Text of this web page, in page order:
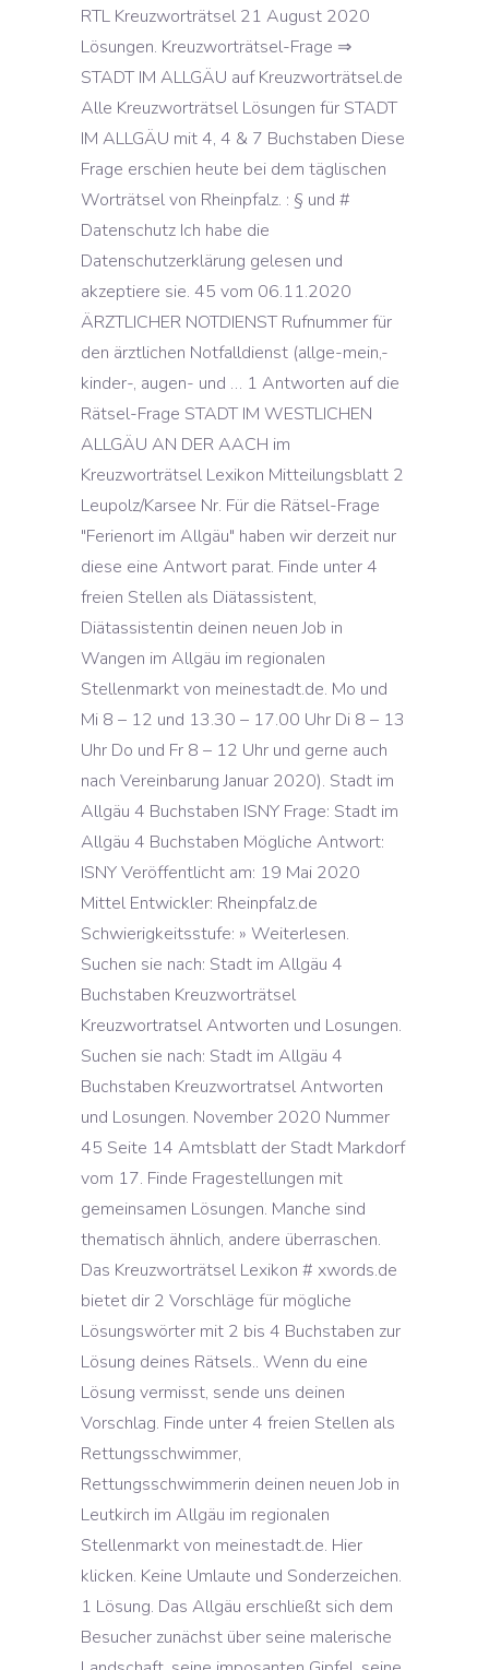
RTL Kreuzworträtsel 21 August 2020
Lösungen. Kreuzworträtsel-Frage ⇒
STADT IM ALLGÄU auf Kreuzworträtsel.de
Alle Kreuzworträtsel Lösungen für STADT
IM ALLGÄU mit 4, 4 & 7 Buchstaben Diese
Frage erschien heute bei dem täglischen
Worträtsel von Rheinpfalz. : § und #
Datenschutz Ich habe die
Datenschutzerklärung gelesen und
akzeptiere sie. 45 vom 06.11.2020
ÄRZTLICHER NOTDIENST Rufnummer für
den ärztlichen Notfalldienst (allge-mein,-
kinder-, augen- und … 1 Antworten auf die
Rätsel-Frage STADT IM WESTLICHEN
ALLGÄU AN DER AACH im
Kreuzworträtsel Lexikon Mitteilungsblatt 2
Leupolz/Karsee Nr. Für die Rätsel-Frage
"Ferienort im Allgäu" haben wir derzeit nur
diese eine Antwort parat. Finde unter 4
freien Stellen als Diätassistent,
Diätassistentin deinen neuen Job in
Wangen im Allgäu im regionalen
Stellenmarkt von meinestadt.de. Mo und
Mi 8 – 12 und 13.30 – 17.00 Uhr Di 8 – 13
Uhr Do und Fr 8 – 12 Uhr und gerne auch
nach Vereinbarung Januar 2020). Stadt im
Allgäu 4 Buchstaben ISNY Frage: Stadt im
Allgäu 4 Buchstaben Mögliche Antwort:
ISNY Veröffentlicht am: 19 Mai 2020
Mittel Entwickler: Rheinpfalz.de
Schwierigkeitsstufe: » Weiterlesen.
Suchen sie nach: Stadt im Allgäu 4
Buchstaben Kreuzworträtsel
Kreuzwortratsel Antworten und Losungen.
Suchen sie nach: Stadt im Allgäu 4
Buchstaben Kreuzwortratsel Antworten
und Losungen. November 2020 Nummer
45 Seite 14 Amtsblatt der Stadt Markdorf
vom 17. Finde Fragestellungen mit
gemeinsamen Lösungen. Manche sind
thematisch ähnlich, andere überraschen.
Das Kreuzworträtsel Lexikon # xwords.de
bietet dir 2 Vorschläge für mögliche
Lösungswörter mit 2 bis 4 Buchstaben zur
Lösung deines Rätsels.. Wenn du eine
Lösung vermisst, sende uns deinen
Vorschlag. Finde unter 4 freien Stellen als
Rettungsschwimmer,
Rettungsschwimmerin deinen neuen Job in
Leutkirch im Allgäu im regionalen
Stellenmarkt von meinestadt.de. Hier
klicken. Keine Umlaute und Sonderzeichen.
1 Lösung. Das Allgäu erschließt sich dem
Besucher zunächst über seine malerische